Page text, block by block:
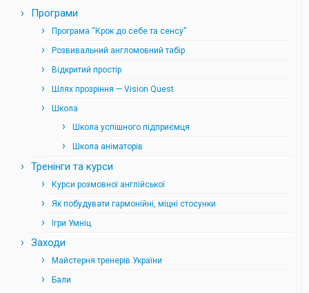
Програми
Програма “Крок до себе та сенсу”
Розвивальний англомовний табір
Відкритий простір
Шлях прозріння — Vision Quest
Школа
Школа успішного підприємця
Школа аніматорів
Тренінги та курси
Курси розмовної англійської
Як побудувати гармонійні, міцні стосунки
Ігри Умніц
Заходи
Майстерня тренерів України
Бали